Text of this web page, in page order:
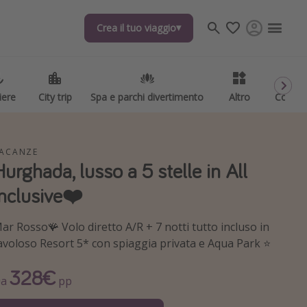
Crea il tuo viaggio
City trip Spa e parchi divertimento Altro Codici
Crea il tuo viaggio
City trip Spa e parchi divertimento Altro Codici
lusso a 5 stelle in All
Rosso🪸 Volo diretto A/R + 7 notti tutto incluso in
Resort 5* con spiaggia privata e Aqua Park ⭐️
328€ pp